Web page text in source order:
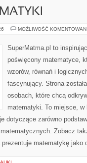
MOŻLIWOŚĆ
SuperMatma.pl to
poświęcony matematyce,
wzorów, równań i
fascynujący. Strona
osobach, które chcą
matematyki. To miejsce,
dotyczące zarówno
Zobacz
prezentuje matematykę